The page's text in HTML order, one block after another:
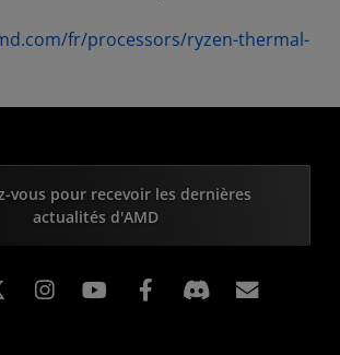
fr/processors/ryzen-thermal-
vous pour recevoir les dernières
actualités d'AMD
Instagram Facebook